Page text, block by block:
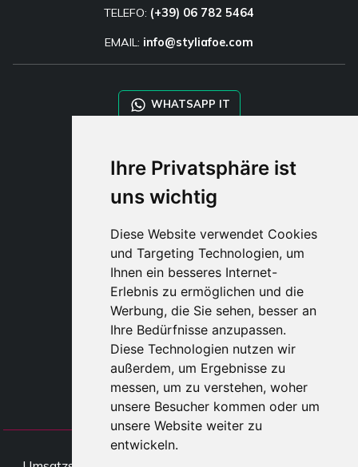
Ihre Privatsphäre ist
uns wichtig
Diese Website verwendet Cookies
und Targeting Technologien, um
Ihnen ein besseres Internet-
Erlebnis zu ermöglichen und die
Werbung, die Sie sehen, besser an
Ihre Bedürfnisse anzupassen.
Diese Technologien nutzen wir
außerdem, um Ergebnisse zu
messen, um zu verstehen, woher
unsere Besucher kommen oder um
unsere Website weiter zu
entwickeln.
TELEFO: (+39) 06 782 5464
EMAIL: info@styliafoe.com
WHATSAPP IT
STYLIA SERVICES
SHOP B2B
TAYLOR MADE ORDERS
DROPSHIPPING
BENUTZE
REGISTRIERE
EINLOGGE
EINKAUFSWAGE
All rights Styliafoe s.r.l. © 2025 -